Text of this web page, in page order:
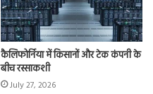
कैलिफोर्निया में किसानों और टेक कंपनी के
बीच रस्साकशी
July 27, 2026